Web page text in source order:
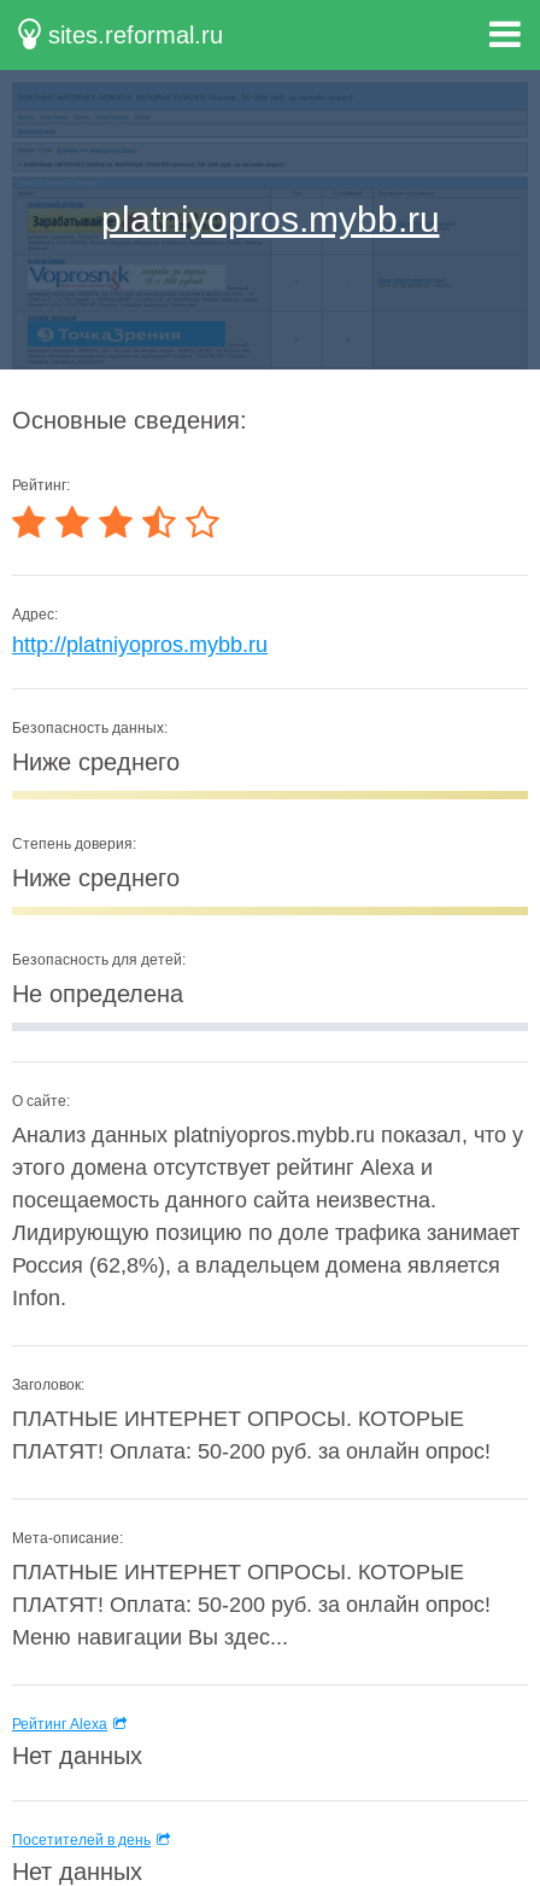
sites.reformal.ru
platniyopros.mybb.ru
Основные сведения:
Рейтинг:
Адрес:
http://platniyopros.mybb.ru
Безопасность данных:
Ниже среднего
Степень доверия:
Ниже среднего
Безопасность для детей:
Не определена
О сайте:
Анализ данных platniyopros.mybb.ru показал, что у
этого домена отсутствует рейтинг Alexa и
посещаемость данного сайта неизвестна.
Лидирующую позицию по доле трафика занимает
Россия (62,8%), а владельцем домена является
Infon.
Заголовок:
ПЛАТНЫЕ ИНТЕРНЕТ ОПРОСЫ. КОТОРЫЕ
ПЛАТЯТ! Оплата: 50-200 руб. за онлайн опрос!
Мета-описание:
ПЛАТНЫЕ ИНТЕРНЕТ ОПРОСЫ. КОТОРЫЕ
ПЛАТЯТ! Оплата: 50-200 руб. за онлайн опрос!
Меню навигации Вы здес...
Рейтинг Alexa
Нет данных
Посетителей в день
Нет данных